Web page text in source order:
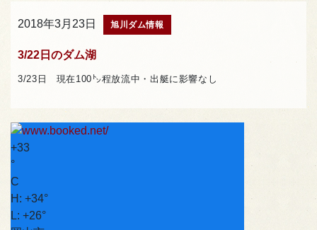
2018年3月23日 旭川ダム情報
3/22日のダム湖
3/23日 現在100㌧程放流中・出艇に影響なし
+33
°
C
H: +34°
L: +26°